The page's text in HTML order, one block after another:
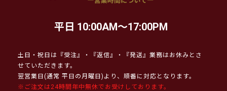
平日 10:00AM～17:00PM
土日・祝日は『受注』・『返信』・『発送』業務はお休みとさ
せていただきます。
翌営業日(通常 平日の月曜日)より、順番に対応となります。
※ご注文は24時間年中無休でお受けしております。